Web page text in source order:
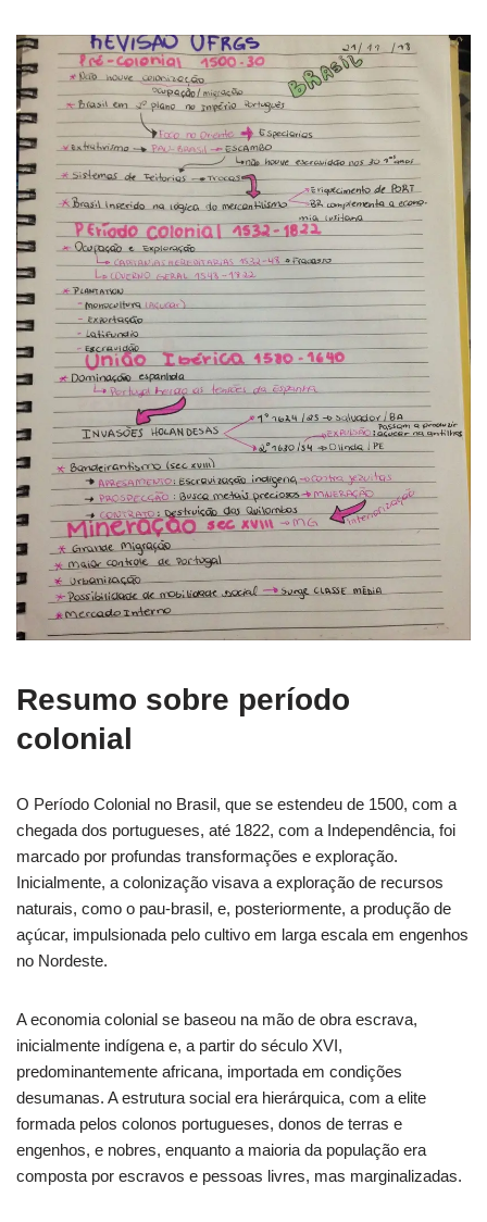
Resumo sobre período
colonial
O Período Colonial no Brasil, que se estendeu de 1500, com a
chegada dos portugueses, até 1822, com a Independência, foi
marcado por profundas transformações e exploração.
Inicialmente, a colonização visava a exploração de recursos
naturais, como o pau-brasil, e, posteriormente, a produção de
açúcar, impulsionada pelo cultivo em larga escala em engenhos
no Nordeste.
A economia colonial se baseou na mão de obra escrava,
inicialmente indígena e, a partir do século XVI,
predominantemente africana, importada em condições
desumanas. A estrutura social era hierárquica, com a elite
formada pelos colonos portugueses, donos de terras e
engenhos, e nobres, enquanto a maioria da população era
composta por escravos e pessoas livres, mas marginalizadas.